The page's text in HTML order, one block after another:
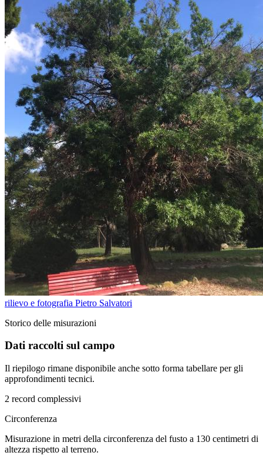
rilievo e fotografia Pietro Salvatori
Storico delle misurazioni
Dati raccolti sul campo
Il riepilogo rimane disponibile anche sotto forma tabellare per gli
approfondimenti tecnici.
2 record complessivi
Circonferenza
Misurazione in metri della circonferenza del fusto a 130 centimetri di
altezza rispetto al terreno.